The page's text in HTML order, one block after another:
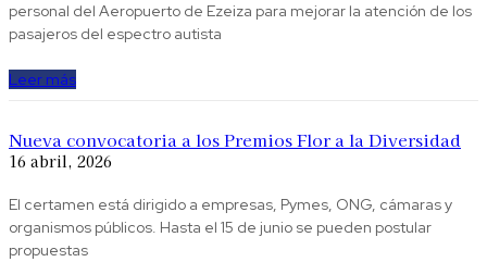
personal del Aeropuerto de Ezeiza para mejorar la atención de los
pasajeros del espectro autista
Leer más
Nueva convocatoria a los Premios Flor a la Diversidad
16 abril, 2026
El certamen está dirigido a empresas, Pymes, ONG, cámaras y
organismos públicos. Hasta el 15 de junio se pueden postular
propuestas